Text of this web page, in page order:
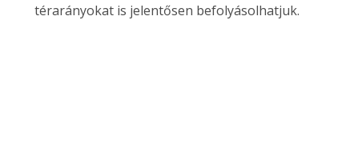
Ezermester lapszámai. A
térarányokat is jelentősen befolyásolhatjuk.